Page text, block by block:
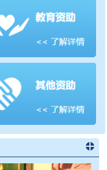
>>